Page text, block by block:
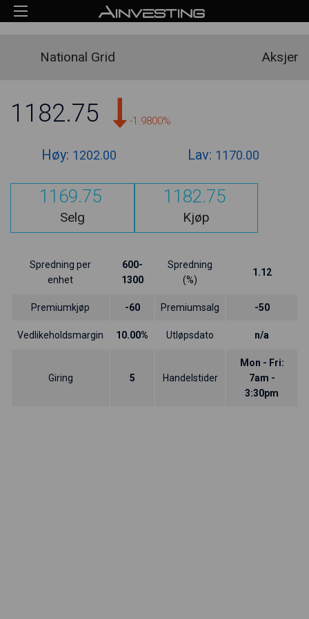
National Grid Aksjer
1182.75 -1.9800%
Høy: 1202.00 Lav: 1170.00
1169.75
Selg
1182.75
Kjøp
Spredning per
enhet
600-
1300
Spredning
(%)
1.12
Premiumkjøp -60 Premiumsalg -50
Vedlikeholdsmargin 10.00% Utløpsdato n/a
Giring 5 Handelstider
Mon - Fri:
7am -
3:30pm